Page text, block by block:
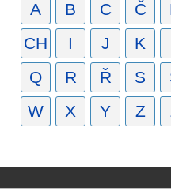
A B C Č
CH
I J K
Q
R Ř S
W
X Y Z